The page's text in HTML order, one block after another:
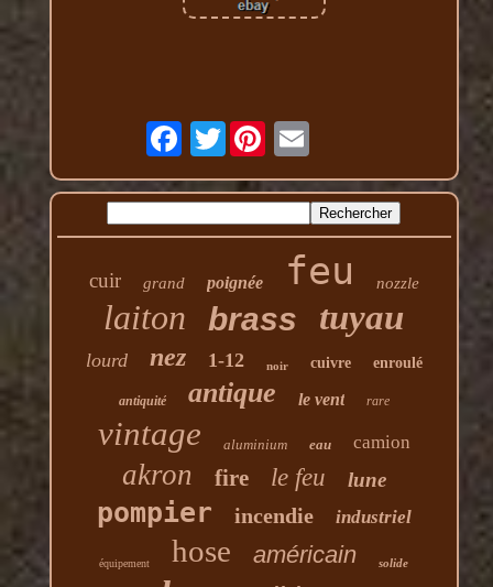
Twitter
cuir grand poignée feu nozzle
laiton brass tuyau
lourd nez 1-12 noir cuivre enroulé
antiquité antique le vent rare
vintage aluminium eau camion
akron fire le feu lune
pompier incendie industriel
équipement hose américain solide